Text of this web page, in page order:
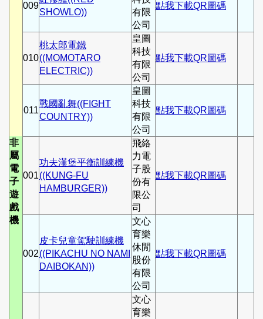
009
SHOWLO))
有限
公司
點我下載QR圖碼
010
桃太郎電鐵
((MOMOTARO
ELECTRIC))
皇圖
科技
有限
公司
點我下載QR圖碼
011
戰國亂舞((FIGHT
COUNTRY))
皇圖
科技
有限
公司
點我下載QR圖碼
非
屬
電
子
遊
戲
機
001
功夫漢堡平衡訓練機
((KUNG-FU
HAMBURGER))
飛絡
力電
子股
份有
限公
司
點我下載QR圖碼
002
皮卡兒童駕駛訓練機
((PIKACHU NO NAMI
DAIBOKAN))
文心
育樂
休閒
股份
有限
公司
點我下載QR圖碼
文心
育樂